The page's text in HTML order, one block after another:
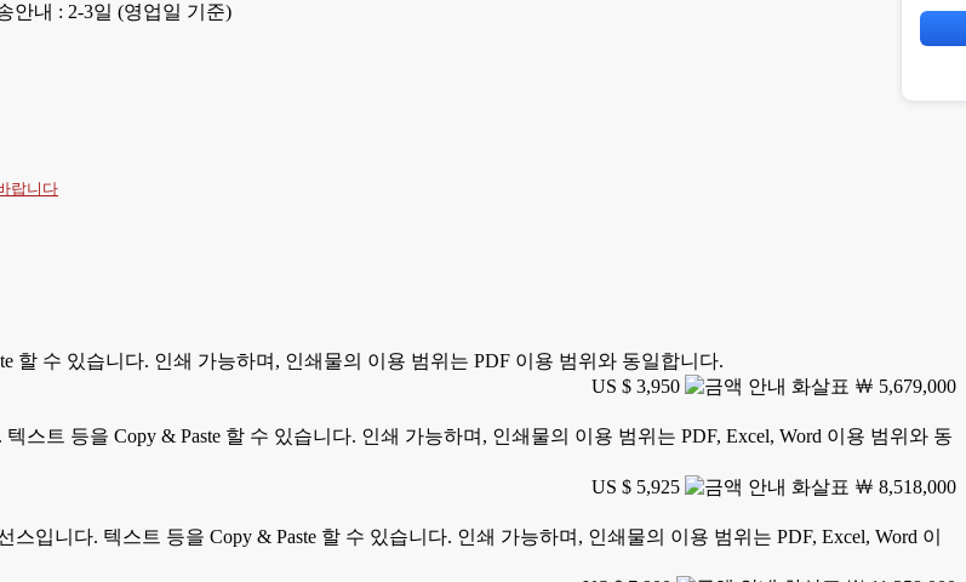
안내 : 2-3일 (영업일 기준)
랍니다
할 수 있습니다. 인쇄 가능하며, 인쇄물의 이용 범위는 PDF 이용 범위와 동일합니다.
US $ 3,950
￦ 5,679,000
스트 등을 Copy & Paste 할 수 있습니다. 인쇄 가능하며, 인쇄물의 이용 범위는 PDF, Excel, Word 이용 범위와 동
US $ 5,925
￦ 8,518,000
입니다. 텍스트 등을 Copy & Paste 할 수 있습니다. 인쇄 가능하며, 인쇄물의 이용 범위는 PDF, Excel, Word 이